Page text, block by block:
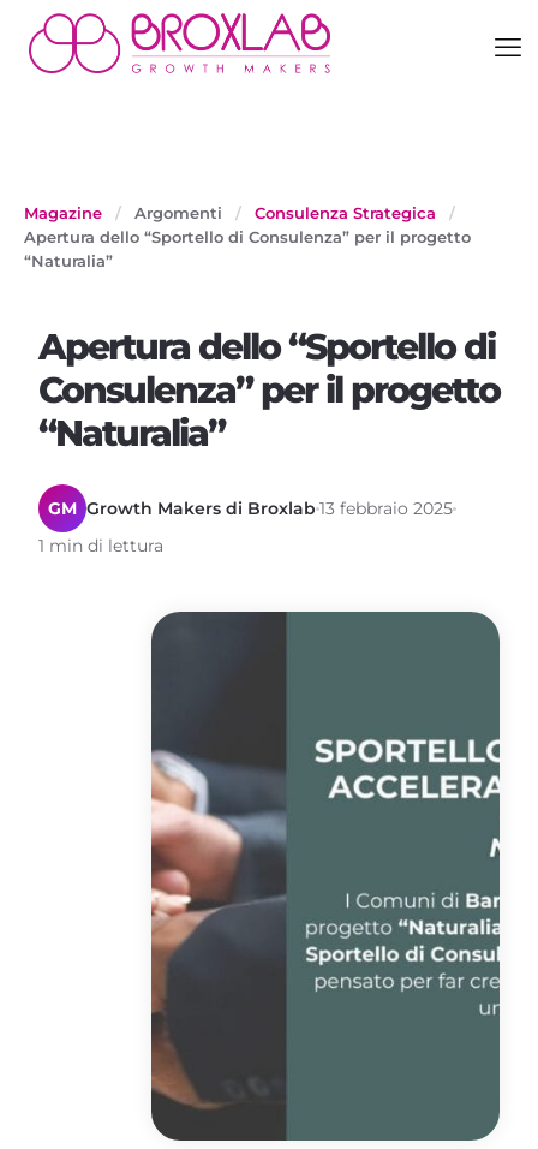
Magazine / Argomenti / Consulenza Strategica
/
Apertura dello “Sportello di Consulenza” per il progetto
“Naturalia”
Apertura dello “Sportello di
Consulenza” per il progetto
“Naturalia”
GM Growth Makers di Broxlab 13 febbraio 2025
1 min di lettura